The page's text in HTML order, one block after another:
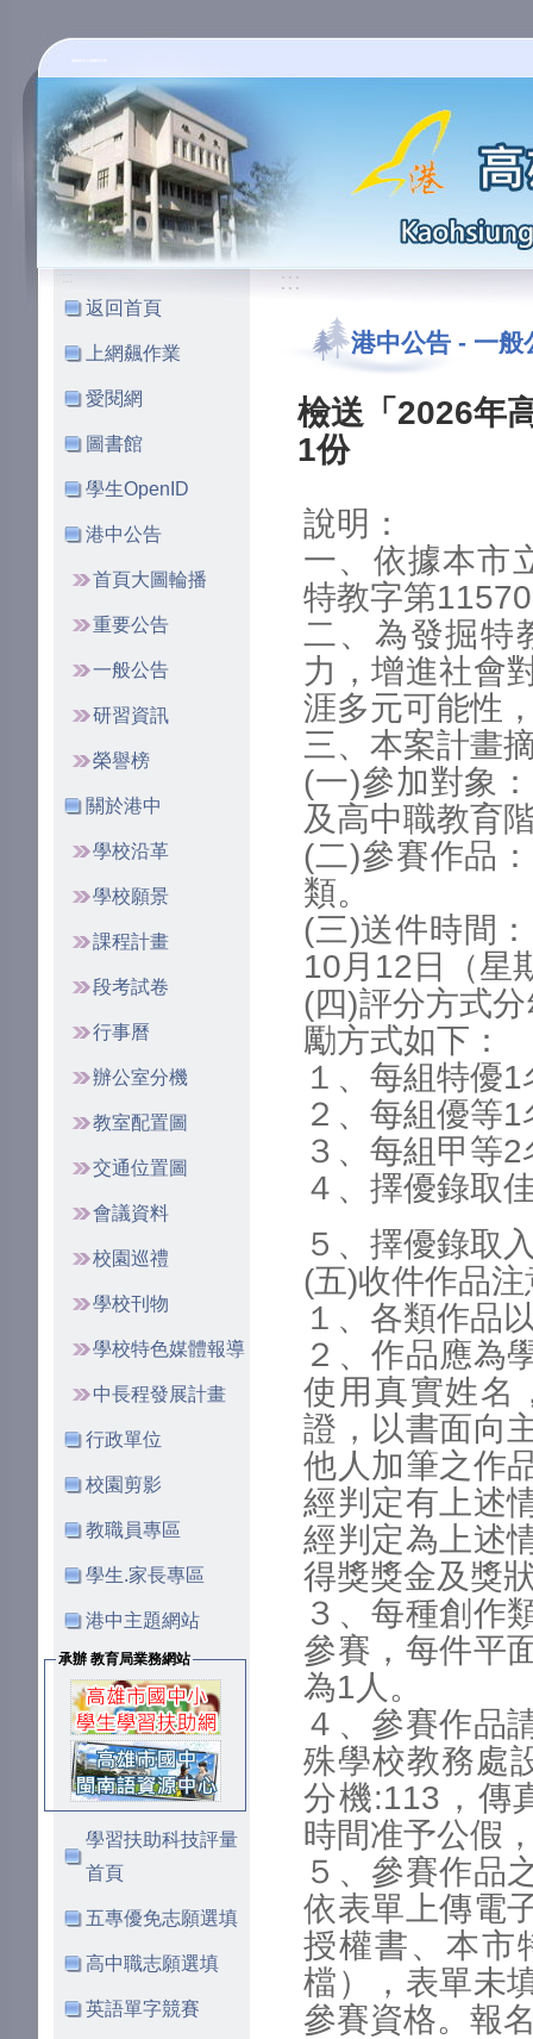
:::
返回首頁
上網飆作業
愛閱網
圖書館
學生OpenID
港中公告
首頁大圖輪播
重要公告
一般公告
研習資訊
榮譽榜
關於港中
學校沿革
學校願景
課程計畫
段考試卷
行事曆
辦公室分機
教室配置圖
交通位置圖
會議資料
校園巡禮
學校刊物
學校特色媒體報導
中長程發展計畫
行政單位
校園剪影
教職員專區
學生.家長專區
港中主題網站
承辦 教育局業務網站
學習扶助科技評量
首頁
五專優免志願選填
高中職志願選填
英語單字競賽
:::
港中公告 - 一般
檢送「2026年
1份
說明：
一、依據本市
特教字第
二、為發掘特
力，增進社會
涯多元可能性
三、本案計畫
(一)參加對象
及高中職教育
(二)參賽作品
類。
(三)送件時間
10月12日（星
(四)評分方式
勵方式如下：
１、每組特優
２、每組優等
３、每組甲等
４、擇優錄取
５、擇優錄取
(五)收件作品
１、各類作品
２、作品應為
使用真實姓名
證，以書面向
他人加筆之作
經判定有上述
經判定為上述
得獎獎金及獎
３、每種創作
參賽，每件平
為1人。
４、參賽作品
殊學校教務處
分機:113，傳
時間准予公假
５、參賽作品
依表單上傳電
授權書、本市
檔），表單未
參賽資格。報